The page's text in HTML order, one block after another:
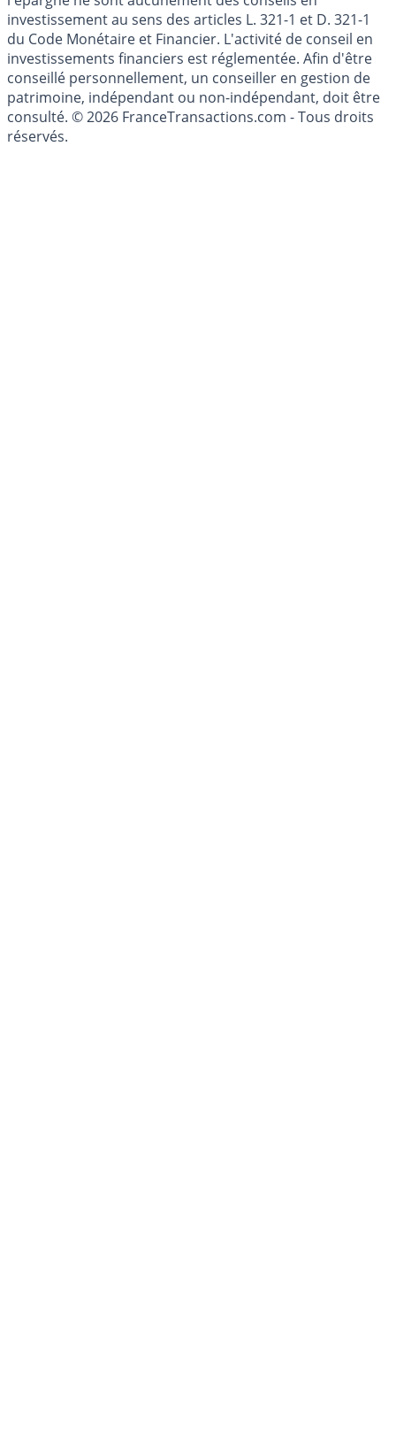
Les articles et commentaires publiés sur le guide de
l'épargne ne sont aucunement des conseils en
investissement au sens des articles L. 321-1 et D. 321-1
du Code Monétaire et Financier. L'activité de conseil en
investissements financiers est réglementée. Afin d'être
conseillé personnellement, un conseiller en gestion de
patrimoine, indépendant ou non-indépendant, doit être